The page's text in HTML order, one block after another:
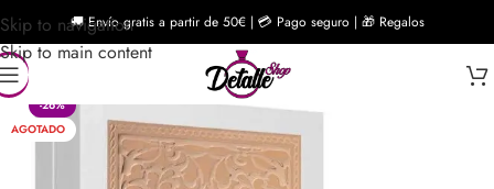
Skip to navigation
Skip to main content
🚚 Envío gratis a partir de 50€ | 💳 Pago seguro | 🎁 Regalos
-26%
AGOTADO